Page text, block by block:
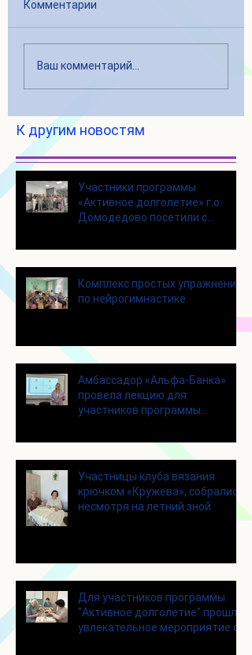
Комментарии
Ваш комментарий...
К другим новостям
Участники программы
«Активное долголетие» г.о.
Домодедово посетили с
Щелково
Комплекс простых упражнений
по нейрогимнастике
Амбассадор «Альфа-Банка»
провела лекцию для
участников программы
Участницы клуба вязания
крючком «Кружева», собрались
несмотря на летний зной
Для участников программы
"Активное долголетие" прошло
увлекательное мероприятие с